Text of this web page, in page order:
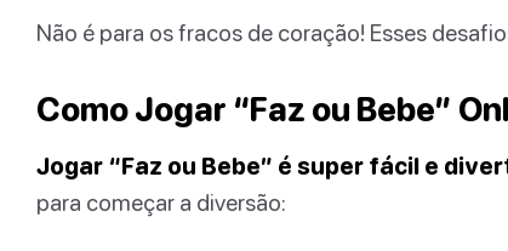
Não é para os fracos de coração! Esses
Como Jogar “Faz ou Bebe”
Jogar “Faz ou Bebe” é super fácil e
para começar a diversão: